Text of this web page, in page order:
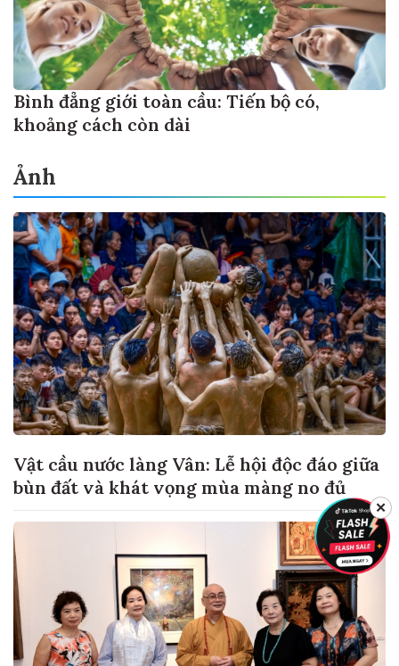
Bình đẳng giới toàn cầu: Tiến bộ có,
khoảng cách còn dài
Ảnh
Vật cầu nước làng Vân: Lễ hội độc đáo giữa
bùn đất và khát vọng mùa màng no đủ
✕